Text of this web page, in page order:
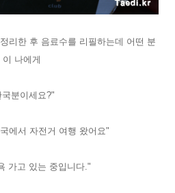
리한 후 음료수를 리필하는데 어떤 분
이 나에게
국분이세요?"
에서 자전거 여행 왔어요"
가고 있는 중입니다."